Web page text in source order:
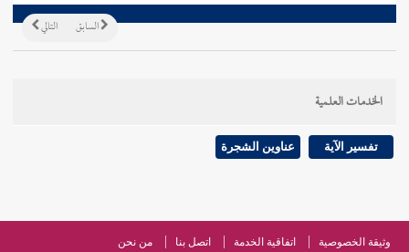
التالي السابق
الخدمات العلمية
تفسير الآية عناوين الشجرة
وثيقة الخصوصية اتفاقية الخدمة اتصل بنا من نحن